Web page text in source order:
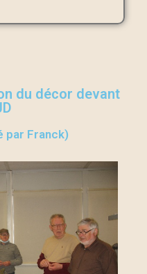
du décor devant
par Franck)